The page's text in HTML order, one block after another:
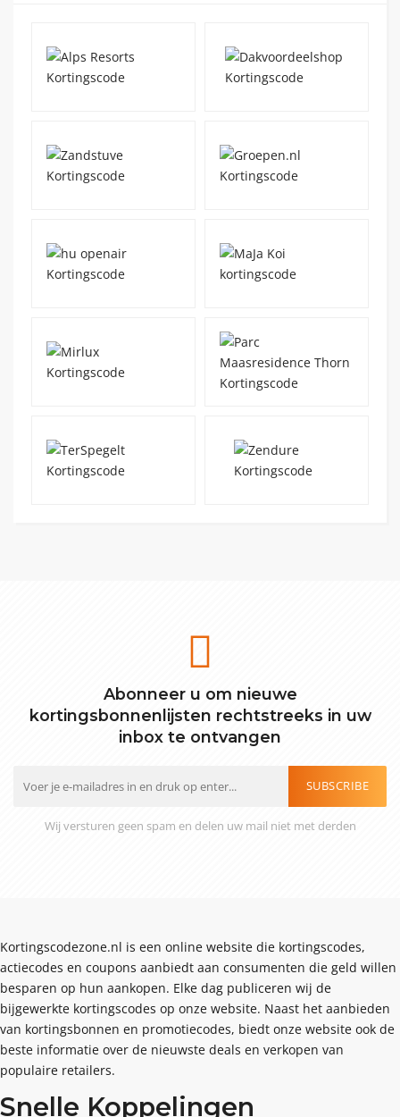
Abonneer u om nieuwe
kortingsbonnenlijsten rechtstreeks in uw
inbox te ontvangen
SUBSCRIBE
Wij versturen geen spam en delen uw mail niet met derden
Kortingscodezone.nl is een online website die kortingscodes,
actiecodes en coupons aanbiedt aan consumenten die geld willen
besparen op hun aankopen. Elke dag publiceren wij de
bijgewerkte kortingscodes op onze website. Naast het aanbieden
van kortingsbonnen en promotiecodes, biedt onze website ook de
beste informatie over de nieuwste deals en verkopen van
populaire retailers.
Snelle Koppelingen